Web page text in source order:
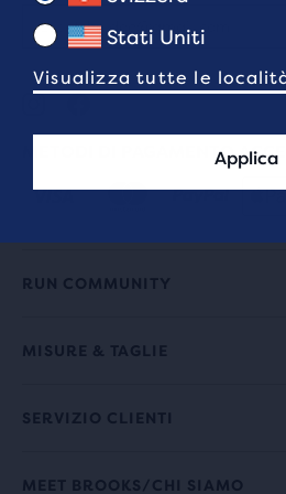
METODI DI PAGAMENTO
RUN COMMUNITY
MISURE & TAGLIE
SERVIZIO CLIENTI
MEET BROOKS/CHI SIAMO
Stati Uniti
Visualizza tutte le
Applica